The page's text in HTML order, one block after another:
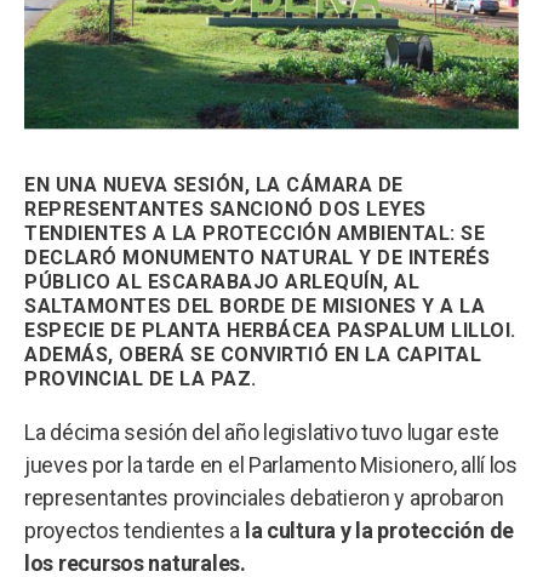
EN UNA NUEVA SESIÓN, LA CÁMARA DE
REPRESENTANTES SANCIONÓ DOS LEYES
TENDIENTES A LA PROTECCIÓN AMBIENTAL: SE
DECLARÓ MONUMENTO NATURAL Y DE INTERÉS
PÚBLICO AL ESCARABAJO ARLEQUÍN, AL
SALTAMONTES DEL BORDE DE MISIONES Y A LA
ESPECIE DE PLANTA HERBÁCEA PASPALUM LILLOI.
ADEMÁS, OBERÁ SE CONVIRTIÓ EN LA CAPITAL
PROVINCIAL DE LA PAZ.
La décima sesión del año legislativo tuvo lugar este
jueves por la tarde en el Parlamento Misionero, allí los
representantes provinciales debatieron y aprobaron
proyectos tendientes a la cultura y la protección de
los recursos naturales.